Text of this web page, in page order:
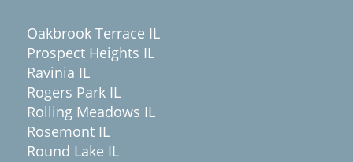
Oakbrook Terrace IL
Prospect Heights IL
Ravinia IL
Rogers Park IL
Rolling Meadows IL
Rosemont IL
Round Lake IL